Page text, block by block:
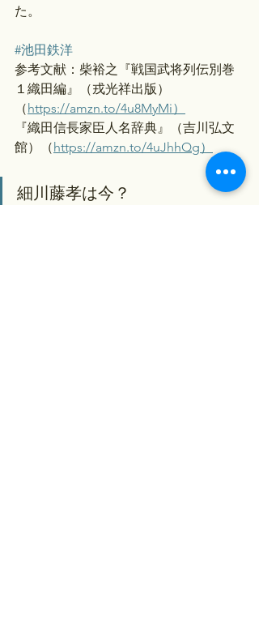
た。
#池田鉄洋
参考文献：柴裕之『戦国武将列伝別巻
１織田編』（戎光祥出版）
（https://amzn.to/4u8MyMi）
『織田信長家臣人名辞典』（吉川弘文
館）（https://amzn.to/4uJhhQg）
細川藤孝は今？